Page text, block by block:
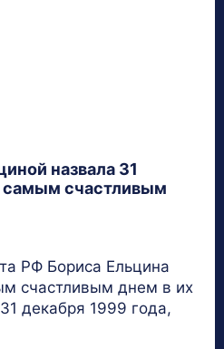
назвала 31
самым счастливым
РФ Бориса Ельцина
счастливым днем в их
декабря 1999 года,